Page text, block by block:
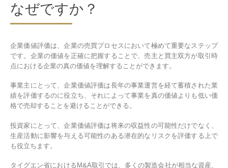
なぜですか？
企業価値評価は、企業の売買プロセスにおいて極めて重要なステップ
です。企業の価値を正確に把握することで、売主と買主双方が取引時
点における企業の真の価値を理解することができます。
事業主にとって、企業価値評価は長年の事業運営を経て蓄積された業
績を評価するのに役立ち、それによって事業を真の価値よりも低い価
格で売却することを避けることができる。
投資家にとって、企業価値評価は将来の収益性の可能性だけでなく、
生産活動に影響を与える可能性のある潜在的なリスクを評価する上で
も役立ちます。
タイグエン省におけるM&A取引では、多くの製造会社が相当な資産、